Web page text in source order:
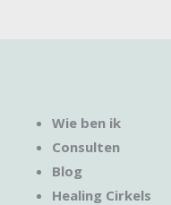
Wie ben ik
Consulten
Blog
Healing Cirkels